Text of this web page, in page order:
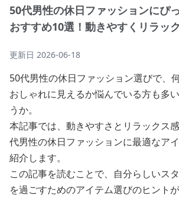
50代男性の休日ファッションにぴ
おすすめ10選！動きやすくリラッ
更新日 2026-06-18
50代男性の休日ファッション選びで、
おしゃれに見えるか悩んでいる方も多
うか。
本記事では、動きやすさとリラックス
代男性の休日ファッションに最適なア
紹介します。
この記事を読むことで、自分らしいス
を過ごすためのアイテム選びのヒントが